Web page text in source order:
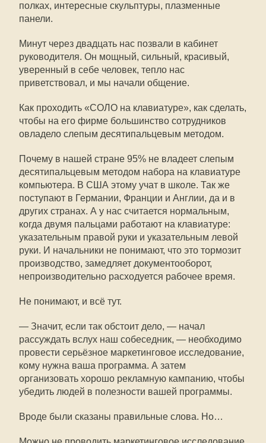
полках, интересные скульптуры, плазменные
панели.
Минут через двадцать нас позвали в кабинет
руководителя. Он мощный, сильный, красивый,
уверенный в себе человек, тепло нас
приветствовал, и мы начали общение.
Как проходить «СОЛО на клавиатуре», как сделать,
чтобы на его фирме большинство сотрудников
овладело слепым десятипальцевым методом.
Почему в нашей стране 95% не владеет слепым
десятипальцевым методом набора на клавиатуре
компьютера. В США этому учат в школе. Так же
поступают в Германии, Франции и Англии, да и в
других странах. А у нас считается нормальным,
когда двумя пальцами работают на клавиатуре:
указательным правой руки и указательным левой
руки. И начальники не понимают, что это тормозит
производство, замедляет документооборот,
непроизводительно расходуется рабочее время.
Не понимают, и всё тут.
— Значит, если так обстоит дело, — начал
рассуждать вслух наш собеседник, — необходимо
провести серьёзное маркетинговое исследование,
кому нужна ваша программа. А затем
организовать хорошо рекламную кампанию, чтобы
убедить людей в полезности вашей программы.
Вроде были сказаны правильные слова. Но…